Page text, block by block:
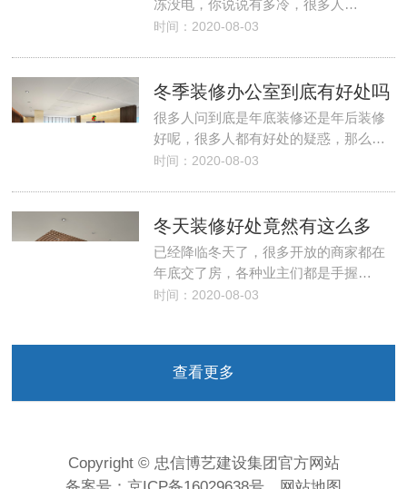
冻没电，你说说有多冷，很多人…
时间：2020-08-03
冬季装修办公室到底有好处吗
很多人问到底是年底装修还是年后装修
好呢，很多人都有好处的疑惑，那么…
时间：2020-08-03
冬天装修好处竟然有这么多
已经降临冬天了，很多开放的商家都在
年底交了房，各种业主们都是手握…
时间：2020-08-03
查看更多
Copyright © 忠信博艺建设集团官方网站